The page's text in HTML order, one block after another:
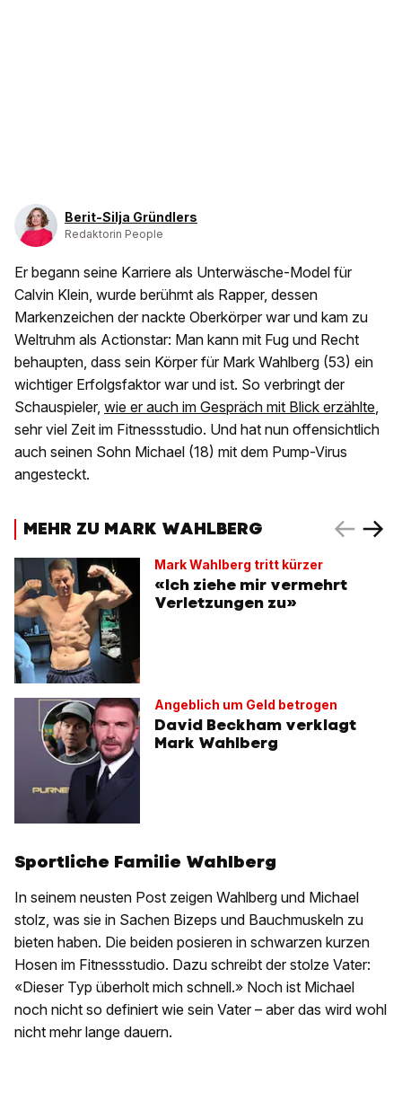
Berit-Silja Gründlers
Redaktorin People
Er begann seine Karriere als Unterwäsche-Model für
Calvin Klein, wurde berühmt als Rapper, dessen
Markenzeichen der nackte Oberkörper war und kam zu
Weltruhm als Actionstar: Man kann mit Fug und Recht
behaupten, dass sein Körper für Mark Wahlberg (53) ein
wichtiger Erfolgsfaktor war und ist. So verbringt der
Schauspieler, wie er auch im Gespräch mit Blick erzählte,
sehr viel Zeit im Fitnessstudio. Und hat nun offensichtlich
auch seinen Sohn Michael (18) mit dem Pump-Virus
angesteckt.
MEHR ZU MARK WAHLBERG
Mark Wahlberg tritt kürzer
«Ich ziehe mir vermehrt
Verletzungen zu»
Angeblich um Geld betrogen
David Beckham verklagt
Mark Wahlberg
Sportliche Familie Wahlberg
In seinem neusten Post zeigen Wahlberg und Michael
stolz, was sie in Sachen Bizeps und Bauchmuskeln zu
bieten haben. Die beiden posieren in schwarzen kurzen
Hosen im Fitnessstudio. Dazu schreibt der stolze Vater:
«Dieser Typ überholt mich schnell.» Noch ist Michael
noch nicht so definiert wie sein Vater – aber das wird wohl
nicht mehr lange dauern.